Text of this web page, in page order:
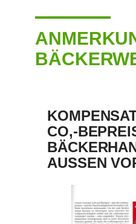
CO,-
AUSSEN